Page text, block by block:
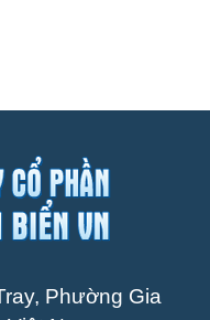
Phường Gia